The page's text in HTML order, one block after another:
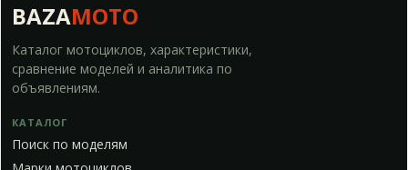
BAZAMOTO
Каталог мотоциклов, характеристики,
сравнение моделей и аналитика по
объявлениям.
КАТАЛОГ
Поиск по моделям